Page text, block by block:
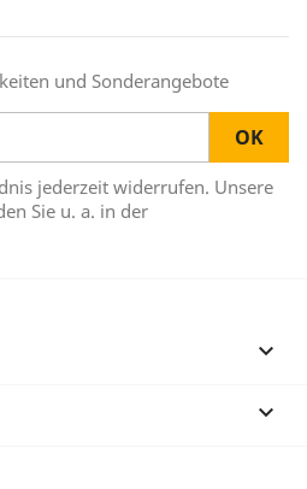
und Sonderangebote
jederzeit widerrufen. Unsere
Sie u. a. in der

